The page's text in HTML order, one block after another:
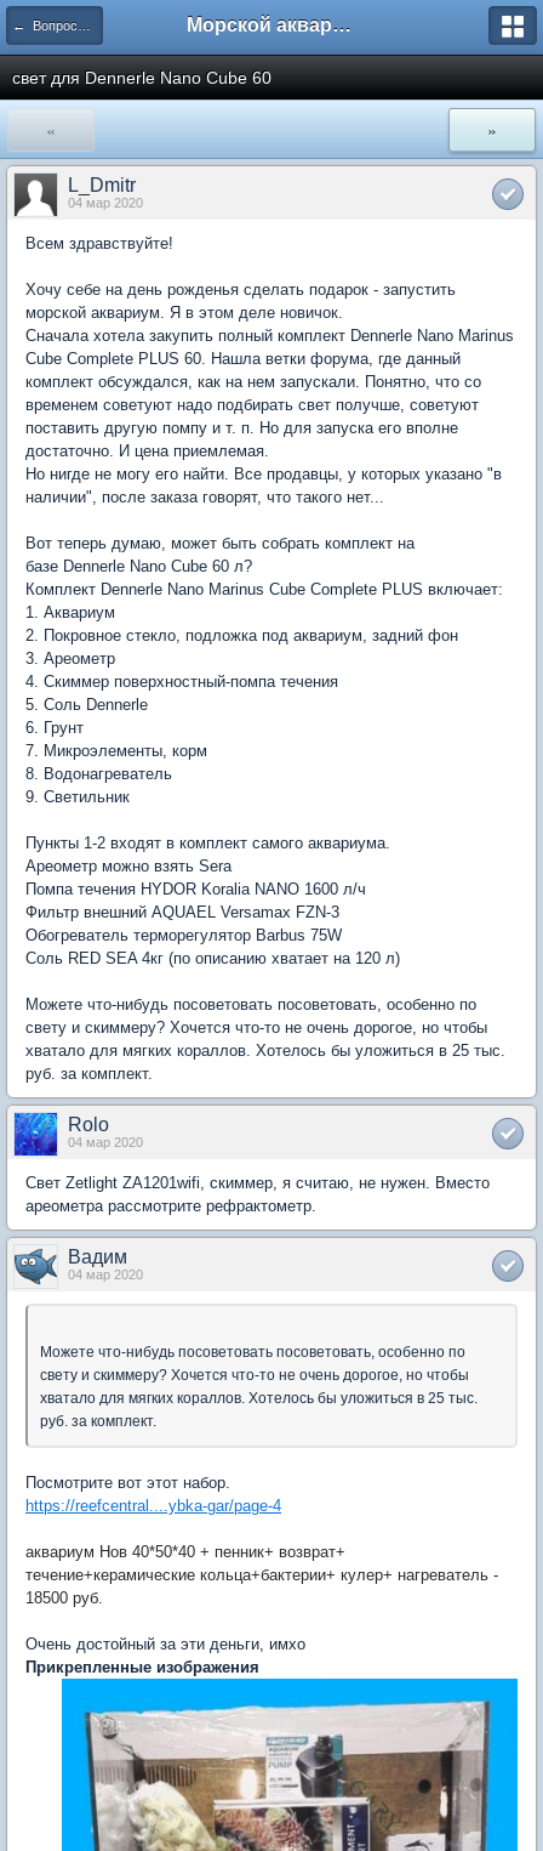
← Вопросы новичков Морской аквариум. Форумы ReefCentral.ru
свет для Dennerle Nano Cube 60
« »
L_Dmitr
04 мар 2020
Всем здравствуйте!
Хочу себе на день рожденья сделать подарок - запустить
морской аквариум. Я в этом деле новичок.
Сначала хотела закупить полный комплект Dennerle Nano Marinus
Cube Complete PLUS 60. Нашла ветки форума, где данный
комплект обсуждался, как на нем запускали. Понятно, что со
временем советуют надо подбирать свет получше, советуют
поставить другую помпу и т. п. Но для запуска его вполне
достаточно. И цена приемлемая.
Но нигде не могу его найти. Все продавцы, у которых указано "в
наличии", после заказа говорят, что такого нет...
Вот теперь думаю, может быть собрать комплект на
базе Dennerle Nano Cube 60 л?
Комплект Dennerle Nano Marinus Cube Complete PLUS включает:
1. Аквариум
2. Покровное стекло, подложка под аквариум, задний фон
3. Ареометр
4. Скиммер поверхностный-помпа течения
5. Соль Dennerle
6. Грунт
7. Микроэлементы, корм
8. Водонагреватель
9. Светильник
Пункты 1-2 входят в комплект самого аквариума.
Ареометр можно взять Sera
Помпа течения HYDOR Koralia NANO 1600 л/ч
Фильтр внешний AQUAEL Versamax FZN-3
Обогреватель терморегулятор Barbus 75W
Соль RED SEA 4кг (по описанию хватает на 120 л)
Можете что-нибудь посоветовать посоветовать, особенно по
свету и скиммеру? Хочется что-то не очень дорогое, но чтобы
хватало для мягких кораллов. Хотелось бы уложиться в 25 тыс.
руб. за комплект.
Rolo
04 мар 2020
Свет Zetlight ZA1201wifi, скиммер, я считаю, не нужен. Вместо
ареометра рассмотрите рефрактометр.
Вадим
04 мар 2020
Можете что-нибудь посоветовать посоветовать, особенно по
свету и скиммеру? Хочется что-то не очень дорогое, но чтобы
хватало для мягких кораллов. Хотелось бы уложиться в 25 тыс.
руб. за комплект.
Посмотрите вот этот набор.
https://reefcentral....ybka-gar/page-4
аквариум Нов 40*50*40 + пенник+ возврат+
течение+керамические кольца+бактерии+ кулер+ нагреватель -
18500 руб.
Очень достойный за эти деньги, имхо
Прикрепленные изображения